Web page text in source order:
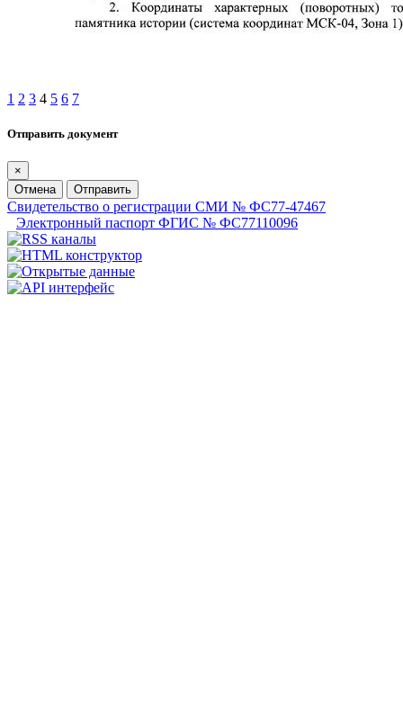
1 2 3 4 5 6 7
Отправить документ
×
Отмена
Отправить
Свидетельство о регистрации СМИ № ФС77-47467
Электронный паспорт ФГИС № ФС77110096